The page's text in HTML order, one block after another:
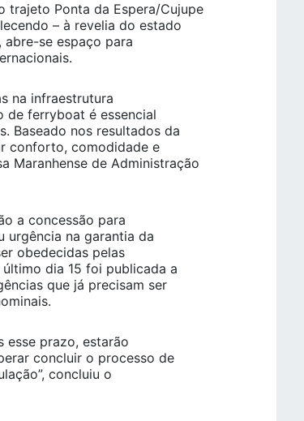
trajeto Ponta da Espera/Cujupe
– à revelia do estado
se espaço para
na infraestrutura
de ferryboat é essencial
Baseado nos resultados da
conforto, comodidade e
Maranhense de Administração
a concessão para
na garantia da
obedecidas pelas
dia 15 foi publicada a
que já precisam ser
esse prazo, estarão
concluir o processo de
concluiu o